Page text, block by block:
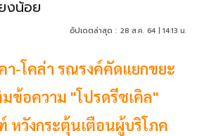
งน้อย
อัปเดตล่าสุด : 28 ส.ค. 64 | 14:13 น.
า-โคล่า รณรงค์คัดแยกขยะ
ข้อความ "โปรดรีซเคิล"
หวังกระตุ้นเตือนผู้บริโภค